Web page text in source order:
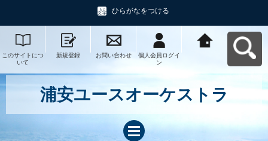
ひらがなをつける
このサイトにつ
いて
新規登録 お問い合わせ
個人会員ログイ
ン
浦安ユースオーケストラ